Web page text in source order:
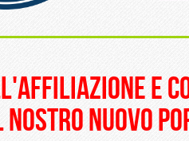
e
nostro nuovo